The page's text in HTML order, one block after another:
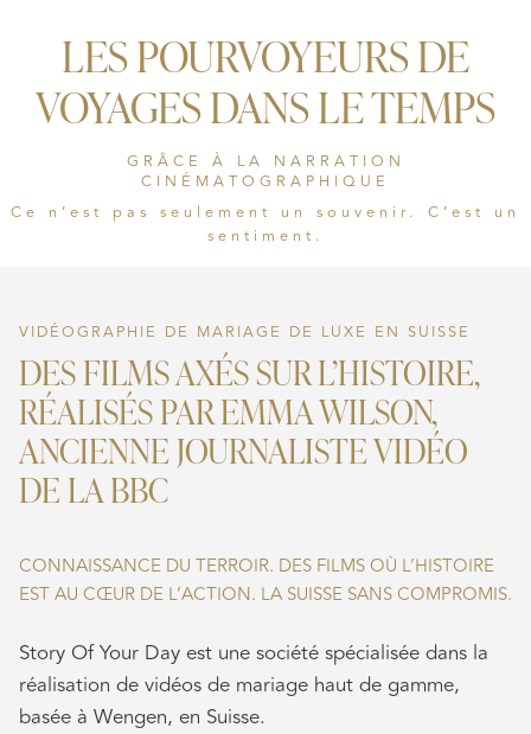
LES POURVOYEURS DE
VOYAGES DANS LE TEMPS
GRÂCE À LA NARRATION
CINÉMATOGRAPHIQUE
Ce n’est pas seulement un souvenir. C’est un
sentiment.
VIDÉOGRAPHIE DE MARIAGE DE LUXE EN SUISSE
DES FILMS AXÉS SUR L’HISTOIRE,
RÉALISÉS PAR EMMA WILSON,
ANCIENNE JOURNALISTE VIDÉO
DE LA BBC
CONNAISSANCE DU TERROIR. DES FILMS OÙ L’HISTOIRE
EST AU CŒUR DE L’ACTION. LA SUISSE SANS COMPROMIS.
Story Of Your Day est une société spécialisée dans la
réalisation de vidéos de mariage haut de gamme,
basée à Wengen, en Suisse.